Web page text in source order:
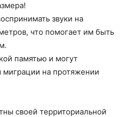
звуки на
что помогает им быть
памятью и могут
на протяжении
своей территориальной